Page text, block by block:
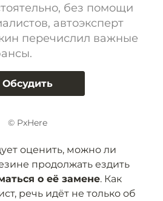
без помощи
автоэксперт
перечислил важные
Обсудить
© PxHere
оценить, можно ли
продолжать ездить
о её замене. Как
речь идёт не только об